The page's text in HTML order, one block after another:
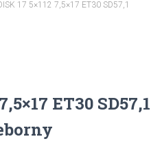
17 5×112 7,5×17 ET30 SD57,1
ET30 SD57,1